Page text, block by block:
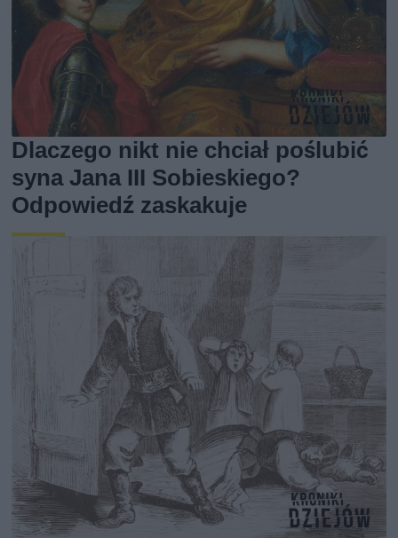
Dlaczego nikt nie chciał poślubić
syna Jana III Sobieskiego?
Odpowiedź zaskakuje